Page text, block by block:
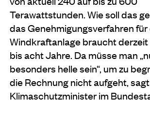
Terawattstunden. Wie soll das
das Genehmigungsverfahren für
Windkraftanlage braucht
bis acht Jahre. Da müsse man
besonders helle sein“, um zu
die Rechnung nicht aufgeht,
Klimaschutzminister im